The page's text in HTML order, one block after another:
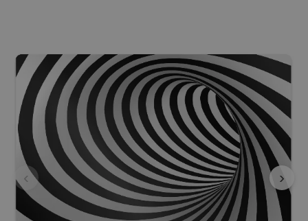
‹ ›